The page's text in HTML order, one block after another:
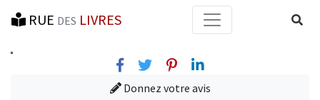
RUE DES LIVRES
FacebookTwitterPinterest
Linkedin
Donnez votre avis